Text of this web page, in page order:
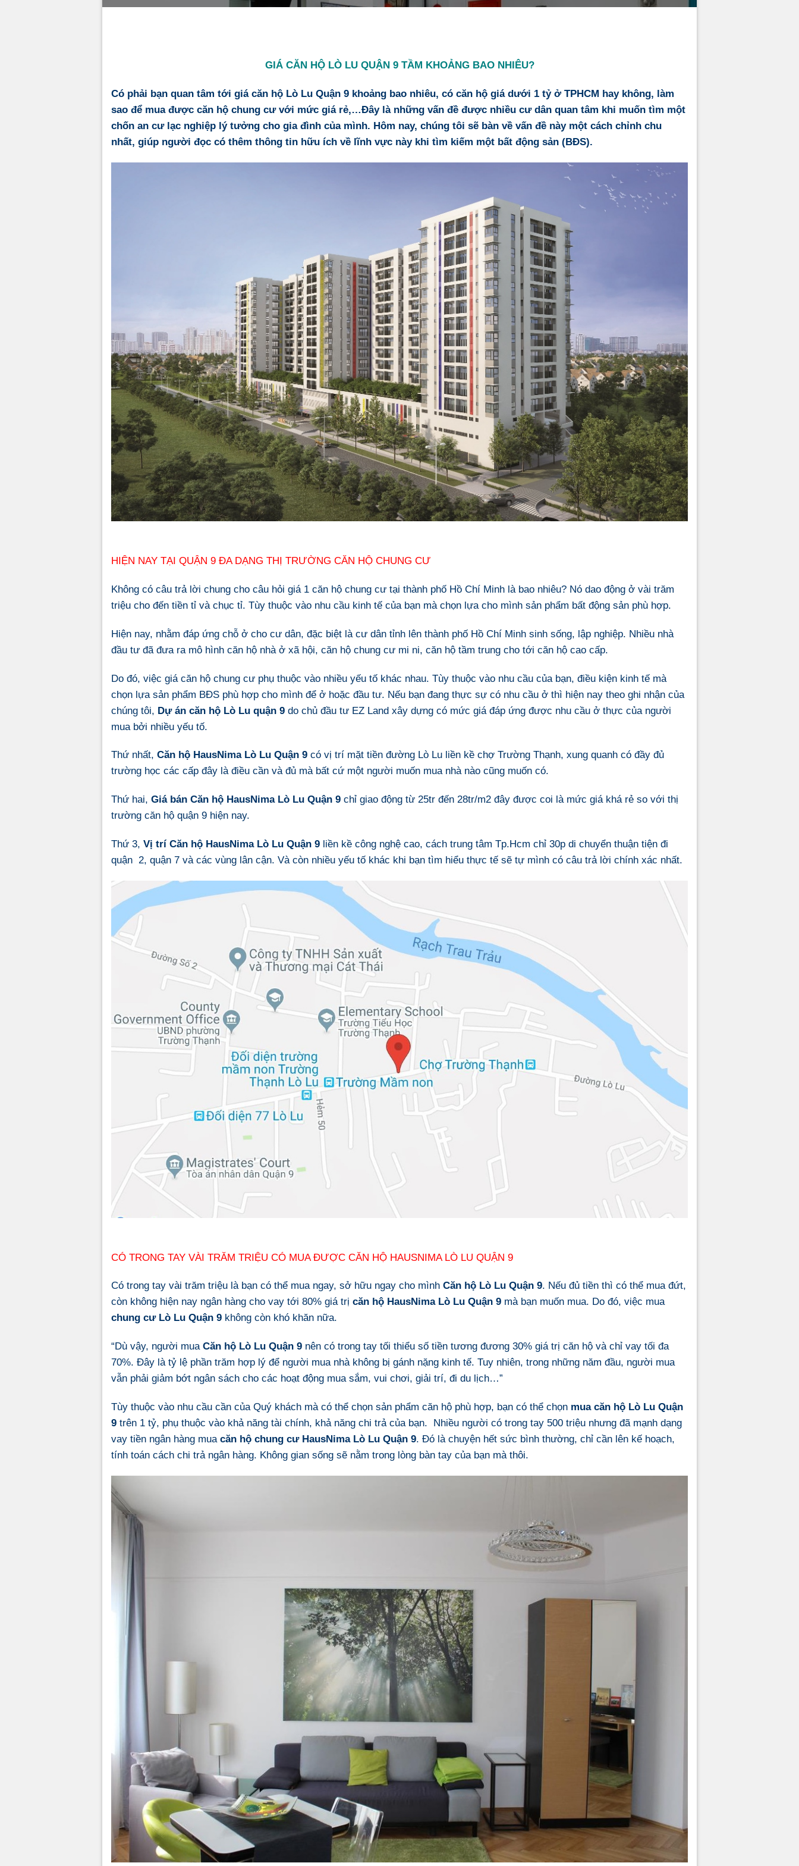
GIÁ CĂN HỘ LÒ LU QUẬN 9 TẦM KHOẢNG BAO NHIÊU?
Có phải bạn quan tâm tới giá căn hộ Lò Lu Quận 9 khoảng bao nhiêu, có căn hộ giá dưới 1 tỷ ở TPHCM hay không, làm
sao để mua được căn hộ chung cư với mức giá rẻ,…Đây là những vấn đề được nhiều cư dân quan tâm khi muốn tìm một
chốn an cư lạc nghiệp lý tưởng cho gia đình của mình. Hôm nay, chúng tôi sẽ bàn về vấn đề này một cách chỉnh chu
nhất, giúp người đọc có thêm thông tin hữu ích về lĩnh vực này khi tìm kiếm một bất động sản (BĐS).
HIỆN NAY TẠI QUẬN 9 ĐA DẠNG THỊ TRƯỜNG CĂN HỘ CHUNG CƯ
Không có câu trả lời chung cho câu hỏi giá 1 căn hộ chung cư tại thành phố Hồ Chí Minh là bao nhiêu? Nó dao động ở vài trăm
triệu cho đến tiền tỉ và chục tỉ. Tùy thuộc vào nhu cầu kinh tế của bạn mà chọn lựa cho mình sản phẩm bất động sản phù hợp.
Hiện nay, nhằm đáp ứng chỗ ở cho cư dân, đặc biệt là cư dân tỉnh lên thành phố Hồ Chí Minh sinh sống, lập nghiệp. Nhiều nhà
đầu tư đã đưa ra mô hình căn hộ nhà ở xã hội, căn hộ chung cư mi ni, căn hộ tầm trung cho tới căn hộ cao cấp.
Do đó, việc giá căn hộ chung cư phụ thuộc vào nhiều yếu tố khác nhau. Tùy thuộc vào nhu cầu của bạn, điều kiện kinh tế mà
chọn lựa sản phẩm BĐS phù hợp cho mình để ở hoặc đầu tư. Nếu bạn đang thực sự có nhu cầu ở thì hiện nay theo ghi nhận của
chúng tôi, Dự án căn hộ Lò Lu quận 9 do chủ đầu tư EZ Land xây dựng có mức giá đáp ứng được nhu cầu ở thực của người
mua bởi nhiều yếu tố.
Thứ nhất, Căn hộ HausNima Lò Lu Quận 9 có vị trí mặt tiền đường Lò Lu liền kề chợ Trường Thạnh, xung quanh có đầy đủ
trường học các cấp đây là điều cần và đủ mà bất cứ một người muốn mua nhà nào cũng muốn có.
Thứ hai, Giá bán Căn hộ HausNima Lò Lu Quận 9 chỉ giao động từ 25tr đến 28tr/m2 đây được coi là mức giá khá rẻ so với thị
trường căn hộ quận 9 hiện nay.
Thứ 3, Vị trí Căn hộ HausNima Lò Lu Quận 9 liền kề công nghệ cao, cách trung tâm Tp.Hcm chỉ 30p di chuyển thuận tiện đi
quận 2, quận 7 và các vùng lân cận. Và còn nhiều yếu tố khác khi bạn tìm hiểu thực tế sẽ tự mình có câu trả lời chính xác nhất.
CÓ TRONG TAY VÀI TRĂM TRIỆU CÓ MUA ĐƯỢC CĂN HỘ HAUSNIMA LÒ LU QUẬN 9
Có trong tay vài trăm triệu là bạn có thể mua ngay, sở hữu ngay cho mình Căn hộ Lò Lu Quận 9. Nếu đủ tiền thì có thể mua đứt,
còn không hiện nay ngân hàng cho vay tới 80% giá trị căn hộ HausNima Lò Lu Quận 9 mà bạn muốn mua. Do đó, việc mua
chung cư Lò Lu Quận 9 không còn khó khăn nữa.
“Dù vậy, người mua Căn hộ Lò Lu Quận 9 nên có trong tay tối thiểu số tiền tương đương 30% giá trị căn hộ và chỉ vay tối đa
70%. Đây là tỷ lệ phần trăm hợp lý để người mua nhà không bị gánh nặng kinh tế. Tuy nhiên, trong những năm đầu, người mua
vẫn phải giảm bớt ngân sách cho các hoạt động mua sắm, vui chơi, giải trí, đi du lịch…”
Tùy thuộc vào nhu cầu cần của Quý khách mà có thể chọn sản phẩm căn hộ phù hợp, bạn có thể chọn mua căn hộ Lò Lu Quận
9 trên 1 tỷ, phụ thuộc vào khả năng tài chính, khả năng chi trả của bạn. Nhiều người có trong tay 500 triệu nhưng đã mạnh dạng
vay tiền ngân hàng mua căn hộ chung cư HausNima Lò Lu Quận 9. Đó là chuyện hết sức bình thường, chỉ cần lên kế hoạch,
tính toán cách chi trả ngân hàng. Không gian sống sẽ nằm trong lòng bàn tay của bạn mà thôi.